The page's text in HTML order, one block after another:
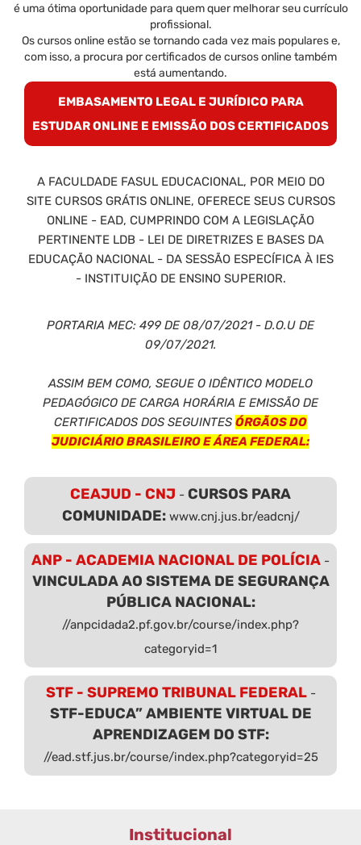
é uma ótima oportunidade para quem quer melhorar seu currículo
profissional.
Os cursos online estão se tornando cada vez mais populares e,
com isso, a procura por certificados de cursos online também
está aumentando.
EMBASAMENTO LEGAL E JURÍDICO PARA
ESTUDAR ONLINE E EMISSÃO DOS CERTIFICADOS
A FACULDADE FASUL EDUCACIONAL, POR MEIO DO
SITE CURSOS GRÁTIS ONLINE, OFERECE SEUS CURSOS
ONLINE - EAD, CUMPRINDO COM A LEGISLAÇÃO
PERTINENTE LDB - LEI DE DIRETRIZES E BASES DA
EDUCAÇÃO NACIONAL - DA SESSÃO ESPECÍFICA À IES
- INSTITUIÇÃO DE ENSINO SUPERIOR.
PORTARIA MEC: 499 DE 08/07/2021 - D.O.U DE
09/07/2021.
ASSIM BEM COMO, SEGUE O IDÊNTICO MODELO
PEDAGÓGICO DE CARGA HORÁRIA E EMISSÃO DE
CERTIFICADOS DOS SEGUINTES ÓRGÃOS DO
JUDICIÁRIO BRASILEIRO E ÁREA FEDERAL:
CEAJUD - CNJ - CURSOS PARA
COMUNIDADE: www.cnj.jus.br/eadcnj/
ANP - ACADEMIA NACIONAL DE POLÍCIA -
VINCULADA AO SISTEMA DE SEGURANÇA
PÚBLICA NACIONAL:
//anpcidada2.pf.gov.br/course/index.php?
categoryid=1
STF - SUPREMO TRIBUNAL FEDERAL-
STF-EDUCA” AMBIENTE VIRTUAL DE
APRENDIZAGEM DO STF:
//ead.stf.jus.br/course/index.php?categoryid=25
Institucional